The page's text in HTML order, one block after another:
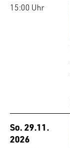
15:00 Uhr
So. 29.11.
2026